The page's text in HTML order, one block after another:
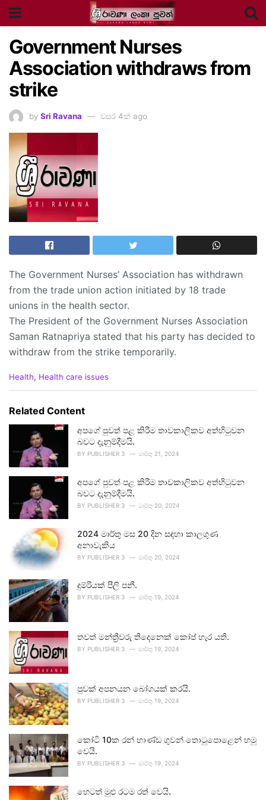
Government Nurses
Association withdraws from
strike
by Sri Ravana වසර 4ක් ago
The Government Nurses’ Association has withdrawn
from the trade union action initiated by 18 trade
unions in the health sector.
The President of the Government Nurses Association
Saman Ratnapriya stated that his party has decided to
withdraw from the strike temporarily.
C
e
Health, Health care issues
Related Content
අපගේ පුවත් පළ කිරීම තාවකාලිකව අත්හිටුවන
බවට දැනුම්දීමයි.
BY PUBLISHER 3 මාර්තු 21, 2024
අපගේ පුවත් පළ කිරීම තාවකාලිකව අත්හිටුවන
බවට දැනුම්දීමයි.
BY PUBLISHER 3 මාර්තු 20, 2024
2024 මාර්තු මස 20 දින සඳහා කාලගුණ
අනාවැකිය
BY PUBLISHER 3 මාර්තු 20, 2024
දුම්රියක් පීලි පනී.
BY PUBLISHER 3 මාර්තු 19, 2024
තවත් මන්ත්‍රීවරු තිදෙනෙක් කෝප් හැර යති.
BY PUBLISHER 3 මාර්තු 19, 2024
පුවක් අපනයන බෝගයක් කරයි.
BY PUBLISHER 3 මාර්තු 19, 2024
කෝටි 10ක රන් භාණ්ඩ ගුවන් තොටුපොළෙන් හමු
වෙයි.
BY PUBLISHER 3 මාර්තු 19, 2024
හෙටත් මුළු රටම රත් වෙයි.